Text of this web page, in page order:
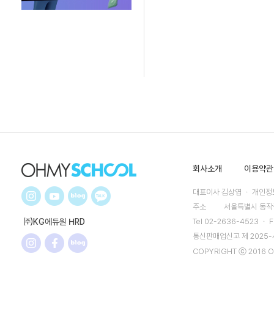
㈜KG에듀원 HRD
회사소개 이용약관
대표이사 김상엽 ㆍ 개인
주소
서울특별시 동
Tel 02-2636-4523 ㆍ
통신판매업신고 제
COPYRIGHT ⓒ 2016